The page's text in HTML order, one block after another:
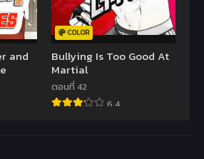
and
COLOR
Bullying Is Too Good At
Martial
ตอนที่ 42
6.4